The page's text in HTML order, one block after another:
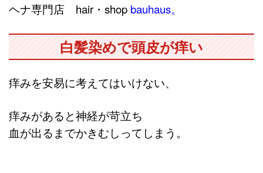
ヘナ専門店 hair・shop bauhaus。
白髪染めで頭皮が痒い
痒みを安易に考えてはいけない、
痒みがあると神経が苛立ち
血が出るまでかきむしってしまう。